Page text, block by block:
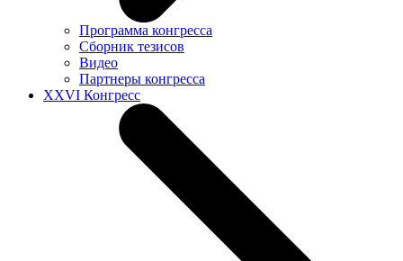
Программа конгресса
Сборник тезисов
Видео
Партнеры конгресса
XXVI Конгресс